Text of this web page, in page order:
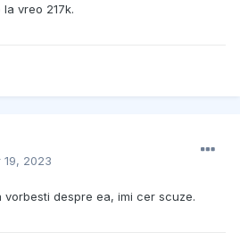
vreo 217k.
2023
vorbesti despre ea, imi cer scuze.